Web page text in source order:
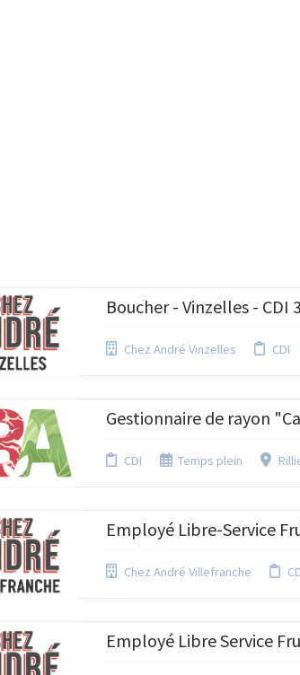
Boucher - Vinzelles - CDI
Chez André Vinzelles CDI
Gestionnaire de rayon
CDI Temps plein
Employé Libre-Service
Chez André Villefranche
Employé Libre Service